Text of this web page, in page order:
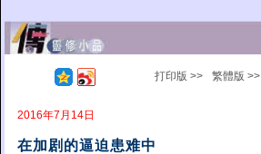
打印版 >>
繁體版 >>
2016年7月14日
在加剧的逼迫患难中